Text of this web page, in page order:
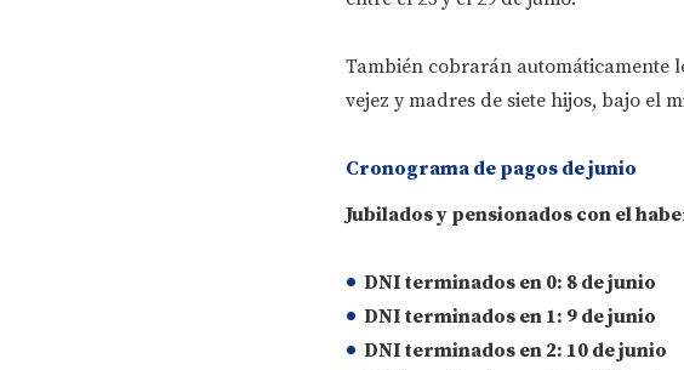
También cobrarán automáticamente
vejez y madres de siete hijos, bajo el
Cronograma de pagos de junio
Jubilados y pensionados con el
DNI terminados en 0: 8 de junio
DNI terminados en 1: 9 de junio
DNI terminados en 2: 10 de junio